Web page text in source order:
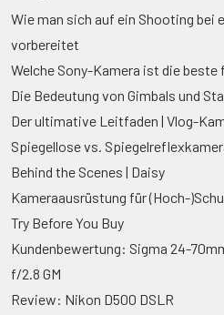
Wie man sich auf ein Shooting bei
vorbereitet
Welche Sony-Kamera ist die beste
Die Bedeutung von Gimbals und
Der ultimative Leitfaden | Vlog-
Spiegellose vs.
Behind the Scenes | Daisy
Kameraausrüstung für (Hoch-
Try Before You Buy
Kundenbewertung: Sigma 24-
f/2.8 GM
Review: Nikon D500 DSLR